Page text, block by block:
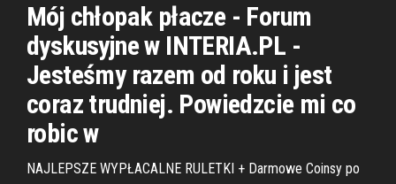
Mój chłopak płacze - Forum
dyskusyjne w INTERIA.PL -
Jesteśmy razem od roku i jest
coraz trudniej. Powiedzcie mi co
robic w
NAJLEPSZE WYPŁACALNE RULETKI + Darmowe Coinsy po